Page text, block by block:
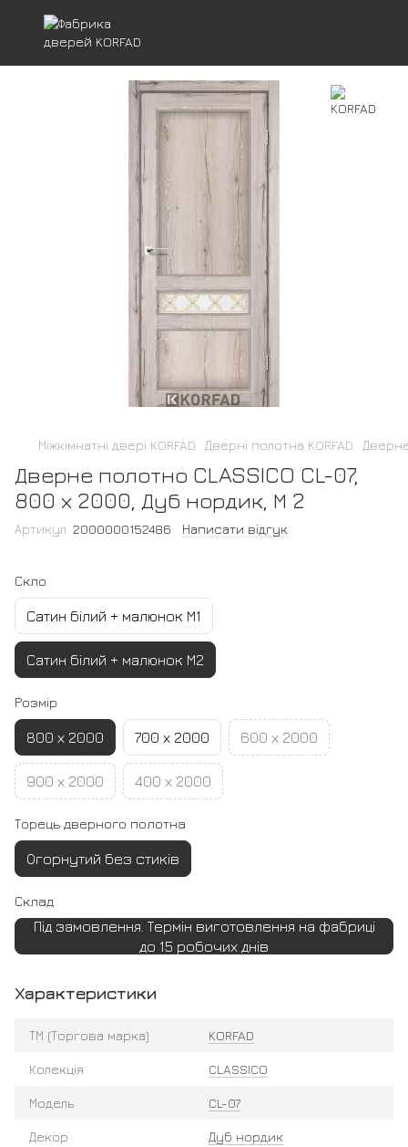
Міжкімнатні двері KORFAD Дверні полотна KORFAD
Дверне полотно CLASSICO CL-07,
800 х 2000, Дуб нордик, М 2
Артикул: 2000000152486 Написати відгук
Скло
Сатин білий + малюнок М1
Сатин білий + малюнок М2
Розмір
800 х 2000 700 х 2000 600 х 2000
900 х 2000 400 х 2000
Торець дверного полотна
Огорнутий без стиків
Склад
Під замовлення. Термін виготовлення на фабриці
до 15 робочих днів
Характеристики
ТМ (Торгова марка) KORFAD
Колекція CLASSICO
Модель CL-07
Декор Дуб нордик